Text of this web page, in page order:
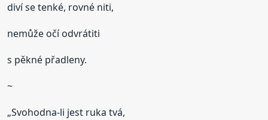
diví se tenké, rovné niti,
nemůže očí odvrátiti
s pěkné přadleny.
~
„Svohodna-li jest ruka tvá,